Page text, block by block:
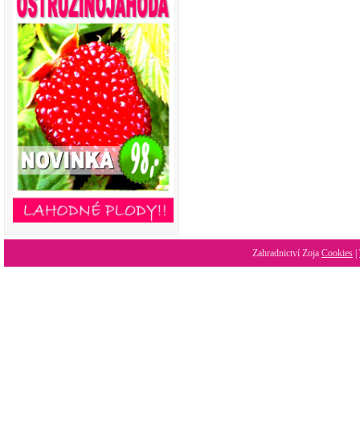
Zahradnictví Zoja Cookies